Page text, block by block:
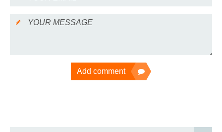
Add comment